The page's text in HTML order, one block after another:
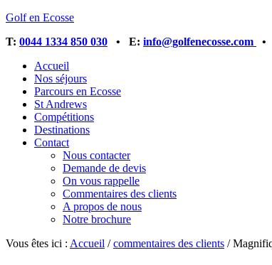
Golf en Ecosse
T: 0044 1334 850 030 • E: info@golfenecosse.com •
Accueil
Nos séjours
Parcours en Ecosse
St Andrews
Compétitions
Destinations
Contact
Nous contacter
Demande de devis
On vous rappelle
Commentaires des clients
A propos de nous
Notre brochure
Vous êtes ici : Accueil / commentaires des clients /